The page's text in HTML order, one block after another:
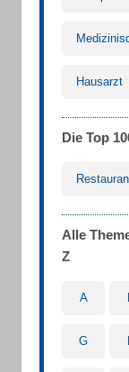
Hausarzt
Die Top
Alle
Z
A
G